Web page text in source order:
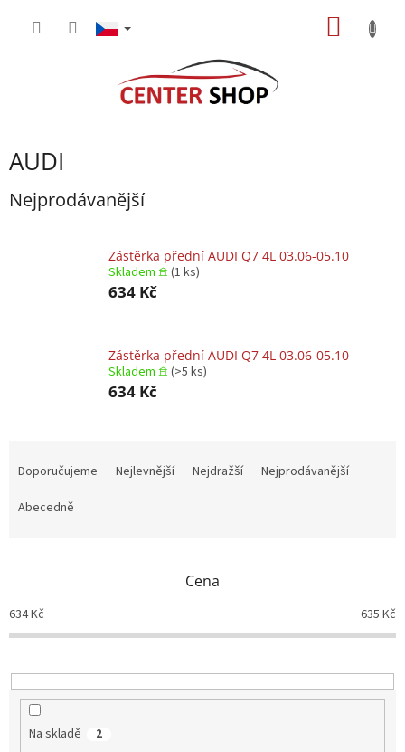
AUDI
Nejprodávanější
Zástěrka přední AUDI Q7 4L 03.06-05.10
Skladem 𖠿 (1 ks)
634 Kč
Zástěrka přední AUDI Q7 4L 03.06-05.10
Skladem 𖠿 (>5 ks)
634 Kč
o
d
k
t
Doporučujeme Nejlevnější Nejdražší
Nejprodávanější
Abecedně
Cena
634Kč 635 Kč
Na skladě 2